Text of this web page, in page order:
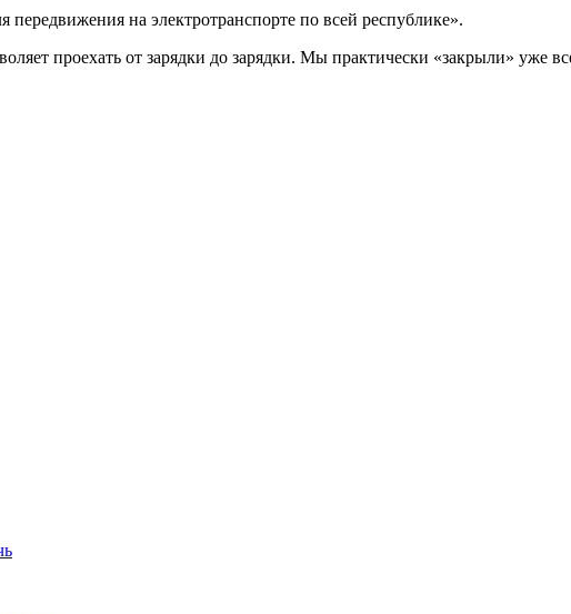
на электротранспорте по всей республике».
проехать от зарядки до зарядки. Мы практически «закрыли» уже